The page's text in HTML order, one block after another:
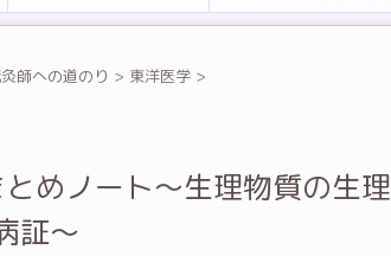
師への道のり > 東洋医学 >
めノート～生理物質の生理
証～